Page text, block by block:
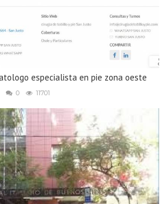
especialista en pie zona oeste
0 11701